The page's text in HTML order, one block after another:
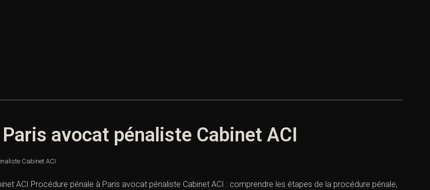
avocat pénaliste Cabinet ACI
Cabinet ACI
ACI Procédure pénale à Paris avocat pénaliste Cabinet ACI : comprendre les étapes de la procédure pénale,